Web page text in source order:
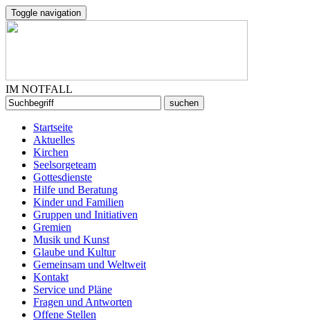
Toggle navigation
IM NOTFALL
Startseite
Aktuelles
Kirchen
Seelsorgeteam
Gottesdienste
Hilfe und Beratung
Kinder und Familien
Gruppen und Initiativen
Gremien
Musik und Kunst
Glaube und Kultur
Gemeinsam und Weltweit
Kontakt
Service und Pläne
Fragen und Antworten
Offene Stellen